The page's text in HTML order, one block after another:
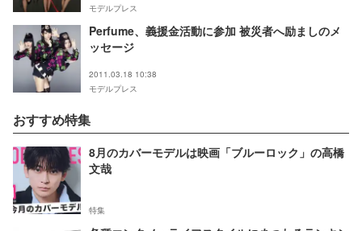
モデルプレス
Perfume、義援金活動に参加 被災者へ励ましのメ
ッセージ
2011.03.18 10:38
モデルプレス
おすすめ特集
8月のカバーモデルは映画「ブルーロック」の高橋
文哉
特集